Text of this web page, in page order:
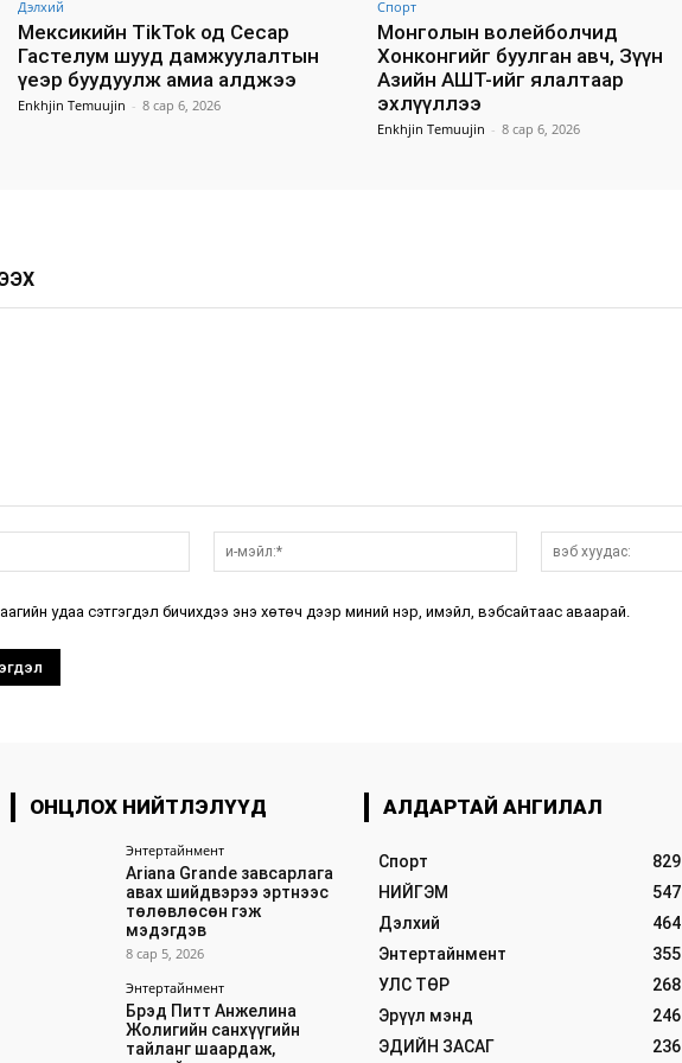
Дэлхий
Мексикийн TikTok од Сесар
Гастелум шууд дамжуулалтын
үеэр буудуулж амиа алджээ
Enkhjin Temuujin - 8 сар 6, 2026
Спорт
Монголын волейболчид
Хонконгийг буулган авч, Зүүн
Азийн АШТ-ийг ялалтаар
эхлүүллээ
Enkhjin Temuujin - 8 сар 6, 2026
мэйл:*
удаа сэтгэгдэл бичихдээ энэ хөтөч дээр миний нэр, имэйл, вэбсайтаас аваарай.
ОНЦЛОХ НИЙТЛЭЛҮҮД
Энтертайнмент
Ariana Grande завсарлага
авах шийдвэрээ эртнээс
төлөвлөсөн гэж
мэдэгдэв
8 сар 5, 2026
Энтертайнмент
Брэд Питт Анжелина
Жолигийн санхүүгийн
тайланг шаардаж,
АЛДАРТАЙ АНГИЛАЛ
Спорт
829
НИЙГЭМ
547
Дэлхий
464
Энтертайнмент
355
УЛС ТӨР
268
Эрүүл мэнд
246
ЭДИЙН ЗАСАГ
236